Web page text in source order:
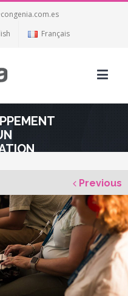
Français
Previous